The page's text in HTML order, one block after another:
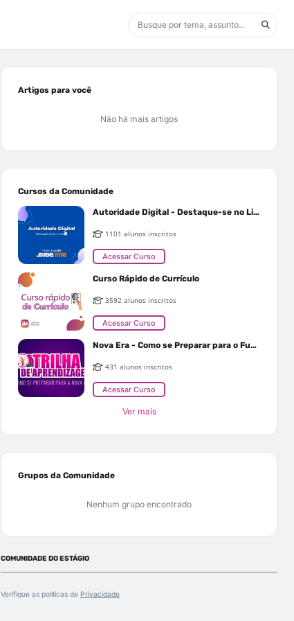
Artigos para você
Não há mais artigos
Cursos da Comunidade
Autoridade Digital - Destaque-se no Linkedin
1101 alunos inscritos
Acessar Curso
Curso Rápido de Currículo
3592 alunos inscritos
Acessar Curso
Nova Era - Como se Preparar para o Futuro
431 alunos inscritos
Acessar Curso
Ver mais
Grupos da Comunidade
Nenhum grupo encontrado
COMUNIDADE DO ESTÁGIO
Verifique as políticas de Privacidade